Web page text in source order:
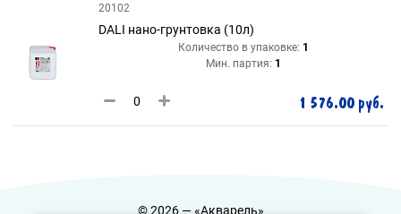
20102
DALI нано-грунтовка (10л)
Количество в упаковке: 1
Мин. партия: 1
1 576.00 руб.
© 2026 — «Акварель»